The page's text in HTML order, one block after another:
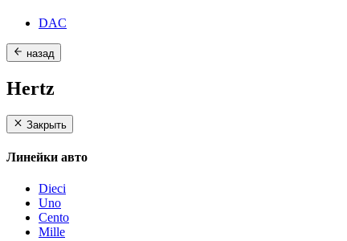
DAC
назад
Hertz
Закрыть
Линейки авто
Dieci
Uno
Cento
Mille